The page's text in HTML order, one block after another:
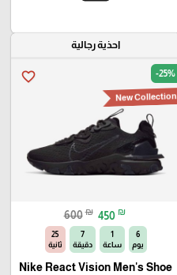
احذية رجالية
favorite_border -25%
New Collection
600 ₪ 450 ₪
6
يوم
1
ساعة
7
دقيقة
23
ثانية
Nike React Vision Men's Shoe